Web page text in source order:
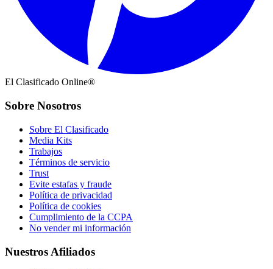
El Clasificado Online®
Sobre Nosotros
Sobre El Clasificado
Media Kits
Trabajos
Términos de servicio
Trust
Evite estafas y fraude
Política de privacidad
Política de cookies
Cumplimiento de la CCPA
No vender mi información
Nuestros Afiliados